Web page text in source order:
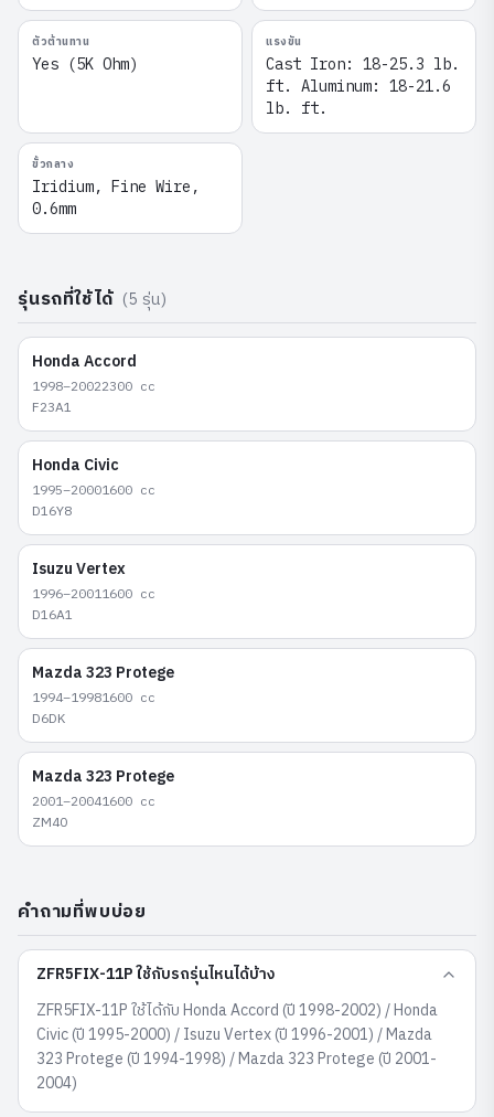
ตัวต้านทาน
Yes (5K Ohm)
แรงขัน
Cast Iron: 18-25.3 lb.
ft. Aluminum: 18-21.6
lb. ft.
ขั้วกลาง
Iridium, Fine Wire,
0.6mm
รุ่นรถที่ใช้ได้ (5 รุ่น)
HondaAccord
1998–20022300 cc
F23A1
Honda Civic
1995–20001600 cc
D16Y8
IsuzuVertex
1996–20011600 cc
D16A1
Mazda323 Protege
1994–19981600 cc
D6DK
Mazda323 Protege
2001–20041600 cc
ZM40
คำถามที่พบบ่อย
ZFR5FIX-11P ใช้กับรถรุ่นไหนได้บ้าง
ZFR5FIX-11P ใช้ได้กับ Honda Accord (ปี 1998-2002) / Honda
Civic (ปี 1995-2000) / Isuzu Vertex (ปี 1996-2001) / Mazda
323 Protege (ปี 1994-1998) / Mazda 323 Protege (ปี 2001-
2004)